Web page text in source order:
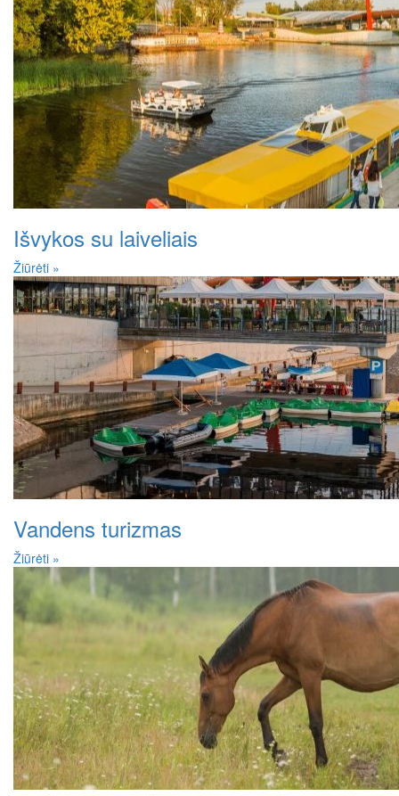
Išvykos su laiveliais
Žiūrėti »
Vandens turizmas
Žiūrėti »